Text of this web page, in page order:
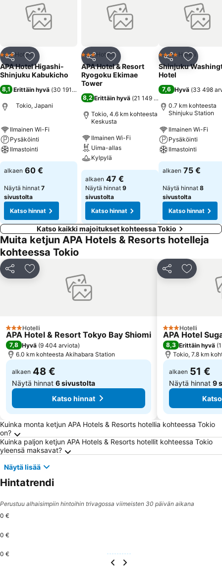
Jaa Lisää suosikkeihin
3 Tähtiluokitus
Hotelli
APA Hotel Higashi-
Shinjuku Kabukicho
8,1 Erittäin hyvä (30 191 arviota
Tokio, Japani
Ilmainen Wi-Fi
Pysäköinti
Ilmastointi
alkaen 60 €
Näytä hinnat 7
sivustolta
Katso hinnat
Jaa Lisää suosikkeihin
3 Tähtiluokitus
Hotelli
APA Hotel & Resort
Ryogoku Ekimae
Tower
8,2 Erittäin hyvä (21 149 arviota
Tokio, 4.6 km kohteesta
Keskusta
Ilmainen Wi-Fi
Uima-allas
Kylpylä
alkaen 47 €
Näytä hinnat 9
sivustolta
Katso hinnat
Jaa Lisää
4 Tähtiluokitus
Hotelli
Shinjuku
Hotel
7,6 Hyvä (33 498
0.7 km kohteesta
Shinjuku Station
Ilmainen Wi-Fi
Pysäköinti
Ilmastointi
alkaen 75 €
Näytä hinnat 8
sivustolta
Katso hinnat
Katso kaikki majoitukset kohteessa Tokio
Muita ketjun APA Hotels & Resorts hotelleja
kohteessa Tokio
Jaa Lisää suosikkeihin
3 Tähtiluokitus
Hotelli
APA Hotel & Resort Tokyo Bay Shiomi
7,8 Hyvä (9 404 arviota)
6.0 km kohteesta Akihabara Station
alkaen 48 €
Näytä hinnat 6 sivustolta
Katso hinnat
Jaa Lisää
3 Tähtiluokitus
Hotelli
APA Hotel
8,3 Erittäin hyvä (
Tokio, 7.8 km
alkaen 51 €
Näytä hinnat 9
Usein kysytyt kysymykset kohteesta Tokio
Kuinka monta ketjun APA Hotels & Resorts hotellia kohteessa Tokio
on?
Kuinka paljon ketjun APA Hotels & Resorts hotellit kohteessa Tokio
yleensä maksavat?
Näytä lisää
Hintatrendi
Perustuu alhaisimpiin hintoihin trivagossa viimeisten 30 päivän aikana
0 €
0 €
0 €